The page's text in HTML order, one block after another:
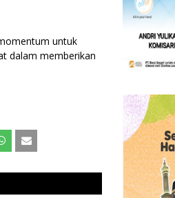
untuk
dalam memberikan